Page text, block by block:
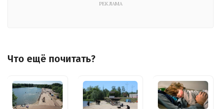
РЕКЛАМА
Что ещё почитать?